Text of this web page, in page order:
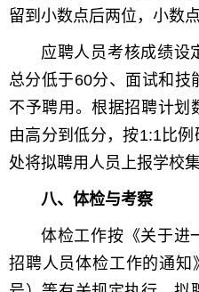
留到小数点后两位，小数
应聘人员考核成绩设
总分低于60分、面试和技
不予聘用。根据招聘计划
由高分到低分，按1:1比
处将拟聘用人员上报学校
八、体检与考察
体检工作按《关于进
招聘人员体检工作的通知